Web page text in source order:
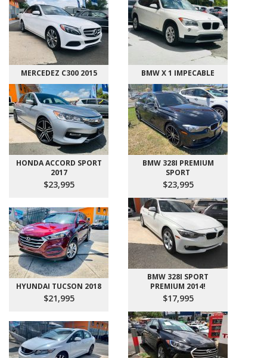
MERCEDEZ C300 2015 BMW X 1 IMPECABLE
HONDA ACCORD SPORT
2017
$23,995
BMW 328I PREMIUM
SPORT
$23,995
HYUNDAI TUCSON 2018
$21,995
BMW 328I SPORT
PREMIUM 2014!
$17,995